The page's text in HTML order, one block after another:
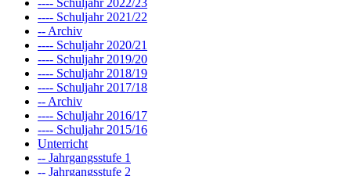
---- Schuljahr 2022/23
---- Schuljahr 2021/22
-- Archiv
---- Schuljahr 2020/21
---- Schuljahr 2019/20
---- Schuljahr 2018/19
---- Schuljahr 2017/18
-- Archiv
---- Schuljahr 2016/17
---- Schuljahr 2015/16
Unterricht
-- Jahrgangsstufe 1
-- Jahrgangsstufe 2